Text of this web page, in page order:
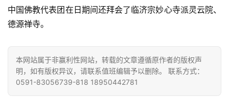
善
教
人
物
登录 注册
中国佛教代表团在日期间还拜会了临济宗妙心寺派灵云院、
德源禅寺。
本网站属于非赢利性网站，转载的文章遵循原作者的版权声
明，如有版权异议，请联系值班编辑予以删除。 联系方式：
0591-83056739-818 18950442781